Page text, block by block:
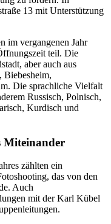
13 mit Unterstützung
im vergangenen Jahr
teil. Die
aber auch aus
Biebesheim,
Die sprachliche Vielfalt
Russisch, Polnisch,
Kurdisch und
Miteinander
zählten ein
das von den
Auch
mit der Karl Kübel